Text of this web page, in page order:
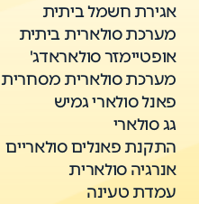
אגירת חשמל ביתית
מערכת סולארית ביתית
אופטיימזר סולאראדג'
מערכת סולארית מסחרית
פאנל סולארי גמיש
גג סולארי
התקנת פאנלים סולאריים
אנרגיה סולארית
עמדת טעינה